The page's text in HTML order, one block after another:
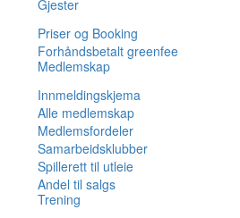
Gjester
Priser og Booking
Forhåndsbetalt greenfee
Medlemskap
Innmeldingskjema
Alle medlemskap
Medlemsfordeler
Samarbeidsklubber
Spillerett til utleie
Andel til salgs
Trening